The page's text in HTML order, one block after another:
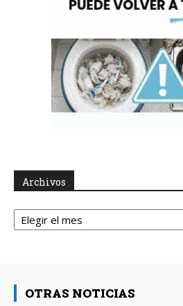
Archivos
Archivos
OTRAS NOTICIAS